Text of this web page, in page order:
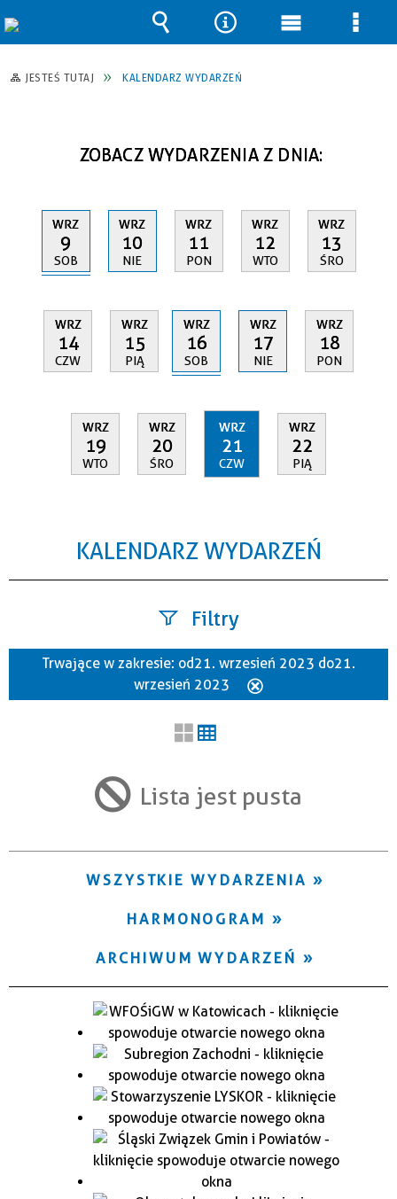
JESTEŚ TUTAJ KALENDARZ WYDARZEŃ
ZOBACZ WYDARZENIA Z DNIA:
WRZ
9
SOB
WRZ
10
NIE
WRZ
11
PON
WRZ
12
WTO
WRZ
13
ŚRO
WRZ
14
CZW
WRZ
15
PIĄ
WRZ
16
SOB
WRZ
17
NIE
WRZ
18
PON
WRZ
19
WTO
WRZ
20
ŚRO
WRZ
21
CZW
WRZ
22
PIĄ
KALENDARZ WYDARZEŃ
Filtry
Szukana fraza
Trwające w zakresie
Trwające w zakresie: od 21. wrzesień 2023 do 21.
wrzesień 2023
Lista jest pusta
WSZYSTKIE WYDARZENIA
HARMONOGRAM
ARCHIWUM WYDARZEŃ
Wyszukiwarka
Narzędzia
Menu Menu